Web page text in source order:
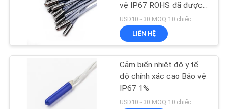
QUAN
vệ IP67 ROHS đã được
phê duyệt
USD10~30 MOQ:10 chiếc
LIÊN HỆ
Cảm biến nhiệt độ y tế
độ chính xác cao Bảo vệ
IP67 1%
USD10~30 MOQ:10 chiếc